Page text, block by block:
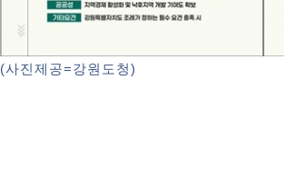
(사진제공=강원도청)